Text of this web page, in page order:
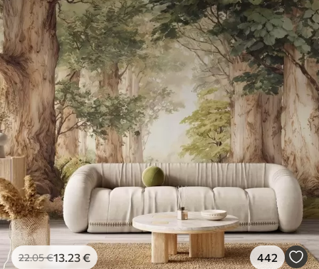
22.05€13 .23€ 442